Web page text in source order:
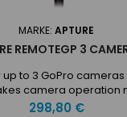
MARKE: APTURE
REMOTEGP 3
to 3 GoPro
camera operation
Preis
298,80 €